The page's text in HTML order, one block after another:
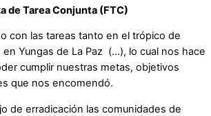
de Tarea Conjunta (FTC)
con las tareas tanto en el trópico de
Yungas de La Paz (…), lo cual nos hace
cumplir nuestras metas, objetivos
que nos encomendó.
de erradicación las comunidades de